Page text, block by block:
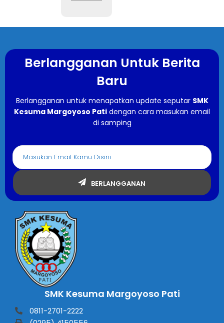
Berlangganan Untuk Berita
Baru
Berlangganan untuk menapatkan update seputar SMK
Kesuma Margoyoso Pati dengan cara masukan email
di samping
BERLANGGANAN
SMK Kesuma Margoyoso Pati
0811-2701-2222